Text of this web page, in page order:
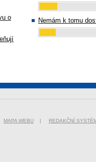
o
Nemám k tomu
MAPA WEBU | REDAKČNÍ